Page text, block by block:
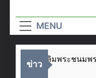
MENU
ข่าว
อกาสวันเฉลิมพระชนมพร